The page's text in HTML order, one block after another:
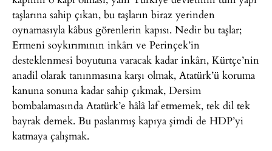
taşlarına sahip çıkan, bu taşların biraz yerinden
oynamasıyla kâbus görenlerin kapısı. Nedir bu taşlar;
Ermeni soykırımının inkârı ve Perinçek’in
desteklenmesi boyutuna varacak kadar inkârı, Kürtçe’nin
anadil olarak tanınmasına karşı olmak, Atatürk’ü koruma
kanuna sonuna kadar sahip çıkmak, Dersim
bombalamasında Atatürk’e hâlâ laf etmemek, tek dil tek
bayrak demek. Bu paslanmış kapıya şimdi de HDP’yi
katmaya çalışmak.